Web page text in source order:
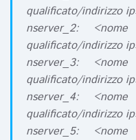
qualificato/indirizzo
nserver_2:
qualificato/indirizzo
nserver_3:
qualificato/indirizzo
nserver_4:
qualificato/indirizzo
nserver_5: